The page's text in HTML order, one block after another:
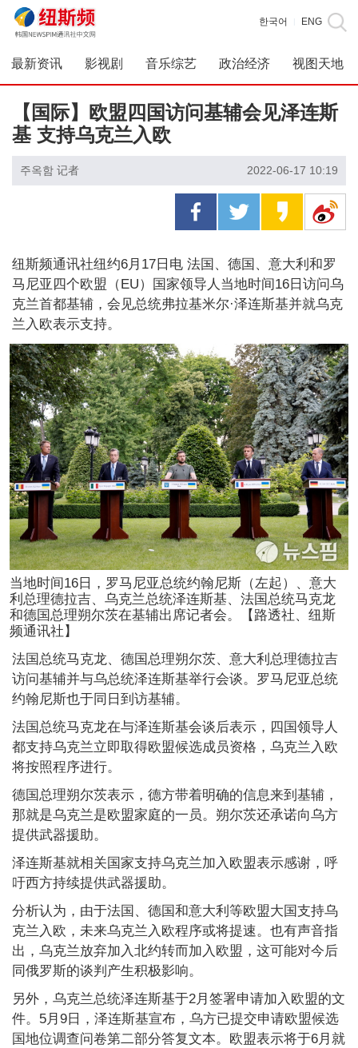
한국어 ENG
最新资讯 影视剧 音乐综艺 政治经济 视图天地
【国际】欧盟四国访问基辅会见泽连斯
基 支持乌克兰入欧
주옥함 记者 2022-06-17 10:19
纽斯频通讯社纽约6月17日电 法国、德国、意大利和罗
马尼亚四个欧盟（EU）国家领导人当地时间16日访问乌
克兰首都基辅，会见总统弗拉基米尔·泽连斯基并就乌克
兰入欧表示支持。
当地时间16日，罗马尼亚总统约翰尼斯（左起）、意大
利总理德拉吉、乌克兰总统泽连斯基、法国总统马克龙
和德国总理朔尔茨在基辅出席记者会。【路透社、纽斯
频通讯社】
法国总统马克龙、德国总理朔尔茨、意大利总理德拉吉
访问基辅并与乌总统泽连斯基举行会谈。罗马尼亚总统
约翰尼斯也于同日到访基辅。
法国总统马克龙在与泽连斯基会谈后表示，四国领导人
都支持乌克兰立即取得欧盟候选成员资格，乌克兰入欧
将按照程序进行。
德国总理朔尔茨表示，德方带着明确的信息来到基辅，
那就是乌克兰是欧盟家庭的一员。朔尔茨还承诺向乌方
提供武器援助。
泽连斯基就相关国家支持乌克兰加入欧盟表示感谢，呼
吁西方持续提供武器援助。
分析认为，由于法国、德国和意大利等欧盟大国支持乌
克兰入欧，未来乌克兰入欧程序或将提速。也有声音指
出，乌克兰放弃加入北约转而加入欧盟，这可能对今后
同俄罗斯的谈判产生积极影响。
另外，乌克兰总统泽连斯基于2月签署申请加入欧盟的文
件。5月9日，泽连斯基宣布，乌方已提交申请欧盟候选
国地位调查问卷第二部分答复文本。欧盟表示将于6月就